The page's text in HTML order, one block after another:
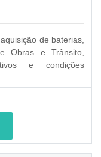
de baterias,
Obras e Trânsito,
e condições